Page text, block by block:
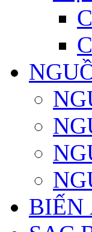
BIẾN